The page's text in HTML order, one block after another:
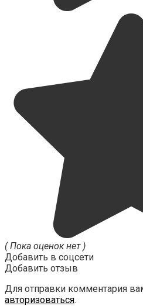
( Пока оценок нет )
Добавить в соцсети
Добавить отзыв
Для отправки комментария
авторизоваться.